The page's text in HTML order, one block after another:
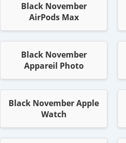
Black November
AirPods Max
Black November
Appareil Photo
Black November Apple
Watch